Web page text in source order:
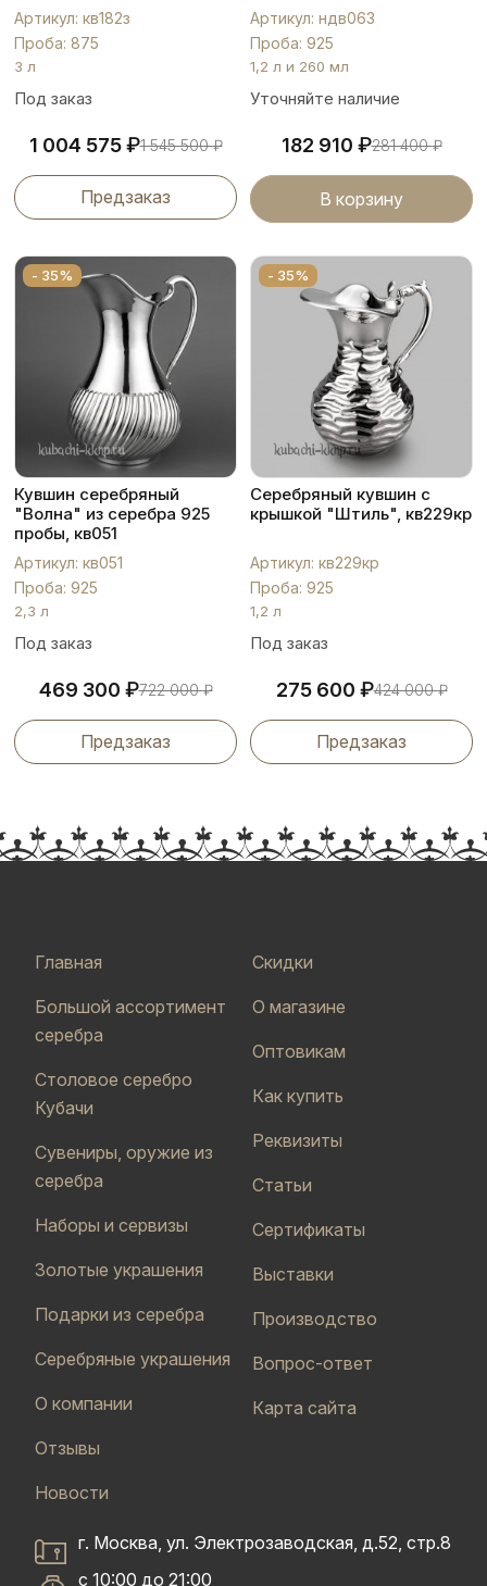
Артикул: кв182з
Проба: 875
3 л
Под заказ
1 004 575₽1 545 500₽
Предзаказ
Артикул: ндв063
Проба: 925
1,2 л и 260 мл
Уточняйте наличие
182 910 ₽281 400₽
В корзину
- 35%
Кувшин серебряный
"Волна" из серебра 925
пробы, кв051
Артикул: кв051
Проба: 925
2,3 л
Под заказ
469 300 ₽722 000₽
Предзаказ
- 35%
Серебряный кувшин с
крышкой "Штиль", кв229кр
Артикул: кв229кр
Проба: 925
1,2 л
Под заказ
275 600 ₽424 000₽
Предзаказ
Главная
Большой ассортимент
серебра
Столовое серебро
Кубачи
Сувениры, оружие из
серебра
Наборы и сервизы
Золотые украшения
Подарки из серебра
Серебряные украшения
О компании
Отзывы
Новости
Скидки
О магазине
Оптовикам
Как купить
Реквизиты
Статьи
Сертификаты
Выставки
Производство
Вопрос-ответ
Карта сайта
г. Москва, ул. Электрозаводская, д.52, стр.8
с 10:00 до 21:00